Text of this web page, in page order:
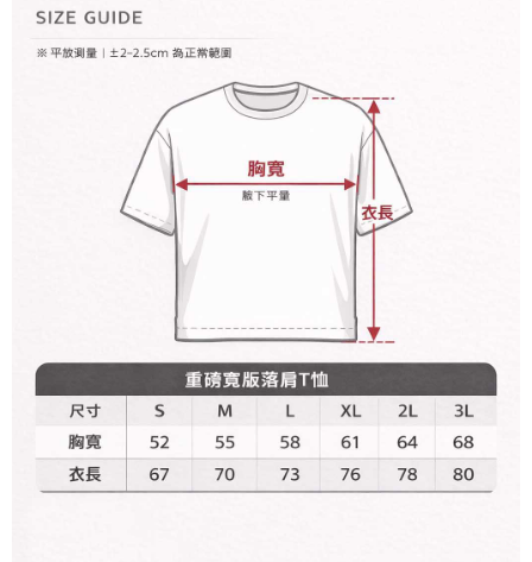
情報（名前、電話または住所を含む）を台湾大哥大に提供し、収集、処理
および利用するために、当社があなた本人と分割請求書に必要な情報の確
3. 完全なユーザーサービス規約については、以下のリンクを参照してくだ
https://oppay.tw/userRule
1.初回 AFTEEを ご利用の際に、認証結果及び当社の審査の結果に基づ
2.決済金額は最低NT$20です。
三、利用規約「AFTEE代金後払い」（以下当サービスという）はネットプ
ロテクションズ（以下 AFTEE という）が提供し、AFTEEが代金を徴収し
ます。当サービスご利用の際に提供しなければならない個人情報（注文者
の氏名、電話番号、受取人の氏名、電話番号、受取人住所を含むがこれに
限らない）は、AFTEEに渡され当サービスで必要な範囲内で利用されま
す。AFTEEの個人情報の収集、処理、利用について、詳細はAFTEE公式ホ
ームページの『個人情報の収集、処理及び利用に関する声明』をご参照く
https://aftee.tw/privacypolicy/
AFTEEの初回ご利用の際に、審査を通過すれば、最高額がNT$10,000にな
ります。支払い期限を過ぎた場合、その金額に基づいて年利20%の遅延滞
の同意を得ればAFTEEをご利用いただけます。
個人情報の処理、利用について疑問がある、または関連する法律の権利を
行使したい場合は、ネットプロテクションズ
cs_tw@netprotections.co.jp
にご連絡ください。上記に示した個人情報を、必要な購入注文書とあわせ
てAFTEEにご提供いただく、またはAFTEEにあなたの個人情報の収集、処